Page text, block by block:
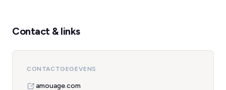
Contact & links
CONTACTGEGEVENS
amouage.com